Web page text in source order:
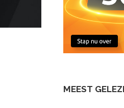
MEEST